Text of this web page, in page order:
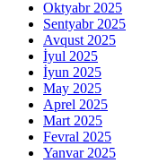
Oktyabr 2025
Sentyabr 2025
Avqust 2025
İyul 2025
İyun 2025
May 2025
Aprel 2025
Mart 2025
Fevral 2025
Yanvar 2025